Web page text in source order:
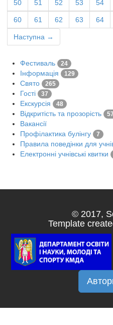
50 51 52 53 54
60 61 62 63 64
Наступна →
Фестиваль 24
Інформація 129
Свято 265
Гості 37
Екскурсія 48
Відкритість та прозорість 57
Вакансії
Профілактика булінгу
7
Правила поведінки для
Електронні учнівські квитки
© 2017,
Template